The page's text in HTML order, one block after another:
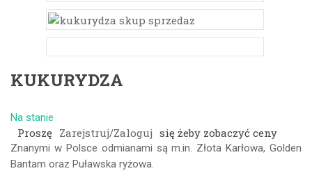
KUKURYDZA
Na stanie
Proszę Zarejstruj/Zaloguj się żeby zobaczyć ceny
Znanymi w Polsce odmianami są m.in. Złota Karłowa, Golden
Bantam oraz Puławska ryżowa.